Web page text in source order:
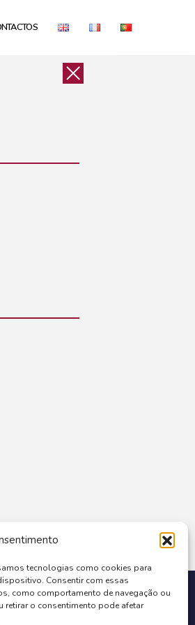
tecnologias como cookies para
Consentir com essas
como comportamento de navegação ou
retirar o consentimento pode afetar